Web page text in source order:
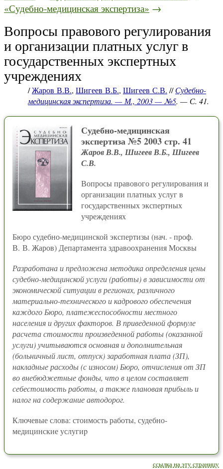
«Судебно-медицинская экспертиза» →
Вопросы правового регулирования
и организации платных услуг в
государственных экспертных
учреждениях
/Жаров В.В., Шигеев В.Б., Шигеев С.В. //Судебно-
медицинская экспертиза. — М., 2003 — №5. — С. 41.
Судебно-медицинская
экспертиза №5 2003 стр. 41
Жаров В.В., Шигеев В.Б., Шигеев
С.В.
Вопросы правового регулирования и
организации платных услуг в
государственных экспертных
учреждениях
Бюро судебно-медицинской экспертизы (нач. - проф.
В. В. Жаров) Департамента здравоохранения Москвы
Разработана и предложена методика определения цены
судебно-медицинской услуги (работы) в зависимости от
экономической ситуации в регионах, различного
материально-технического и кадрового обеспечения
каждого Бюро, платежеспособности местного
населения и других факторов. В приведенной формуле
расчета стоимости произведенной работы (оказанной
услуги) учитываются основная и дополнительная
(больничный лист, отпуск) заработная плата (ЗП),
накладные расходы (с износом) Бюро, отчисления от ЗП
во внебюджетные фонды, что в целом составляет
себестоимость работы, а также плановая прибыль и
налог на содержание автодорог.
Ключевые слова: стоимость работы, судебно-
медицинские услугиp
ссылка на эту страницу